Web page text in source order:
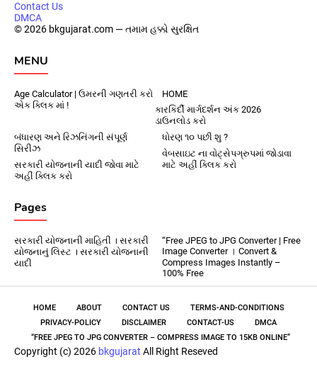
Contact Us
DMCA
© 2026 bkgujarat.com — તમામ હક્કો સુરક્ષિત
MENU
Age Calculator | ઉમરની ગણતરી કરો
એક ક્લિક માં !
HOME
કારકિર્દી માર્ગદર્શન અંક 2026
ડાઉનલોડ કરો
ધોરણ ૧૦ પછી શુ ?
બંધારણ અને રિઝનિંગની સંપૂર્ણ
સિરીઝ
વેબસાઇટ ના વોટ્સેપગ્રુપમાં જોડાવા
માટે અહીં ક્લિક કરો
સરકારી યોજનાની યાદી જોવા માટે
અહીં ક્લિક કરો
Pages
સરકારી યોજનાની માહિતી । સરકારી
યોજનાનું લિસ્ટ । સરકારી યોજનાની
યાદી
“Free JPEG to JPG Converter | Free
Image Converter । Convert &
Compress Images Instantly –
100% Free
HOME ABOUT CONTACT US
TERMS-AND-CONDITIONS
PRIVACY-POLICY
DISCLAIMER CONTACT-US
DMCA
“FREE JPEG TO JPG CONVERTER – COMPRESS IMAGE TO 15KB ONLINE”
Copyright (c) 2026 bkgujarat All Right Reseved